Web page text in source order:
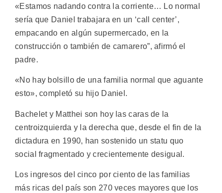
«Estamos nadando contra la corriente… Lo normal
sería que Daniel trabajara en un ‘call center’,
empacando en algún supermercado, en la
construcción o también de camarero”, afirmó el
padre.
«No hay bolsillo de una familia normal que aguante
esto», completó su hijo Daniel.
Bachelet y Matthei son hoy las caras de la
centroizquierda y la derecha que, desde el fin de la
dictadura en 1990, han sostenido un statu quo
social fragmentado y crecientemente desigual.
Los ingresos del cinco por ciento de las familias
más ricas del país son 270 veces mayores que los